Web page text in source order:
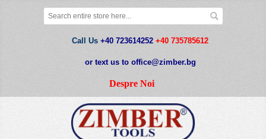
Call Us +40 723614252 +40 735785612
or text us to office@zimber.bg
Despre Noi